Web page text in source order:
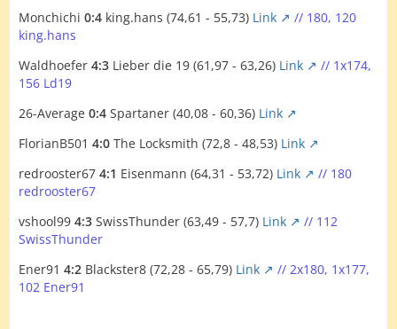
Monchichi 0:4 king.hans (74,61 - 55,73) Link
// 180, 120
king.hans
Waldhoefer 4:3 Lieber die 19 (61,97 - 63,26) Link
// 1x174,
156 Ld19
26-Average 0:4 Spartaner (40,08 - 60,36) Link
FlorianB501 4:0 The Locksmith (72,8 - 48,53) Link
redrooster67 4:1 Eisenmann (64,31 - 53,72) Link
// 180
redrooster67
vshool99 4:3 SwissThunder (63,49 - 57,7) Link
// 112
SwissThunder
Ener91 4:2 Blackster8 (72,28 - 65,79) Link
// 2x180, 1x177,
102 Ener91